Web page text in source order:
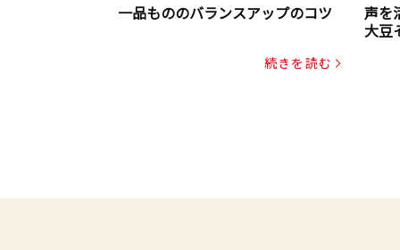
一品もののバランスアップのコツ
続きを読む
声を
大豆